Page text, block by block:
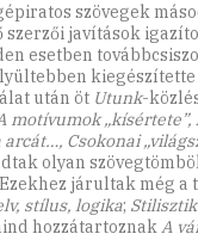
szövegek
szerzői javítások
esetben
kiegészítette
után öt Utunk-
motívumok „kísértete”,
Csokonai
olyan
járultak még a
stílus, logika;
hozzátartoznakA